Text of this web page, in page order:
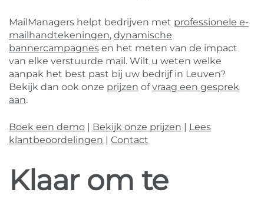
MailManagers helpt bedrijven met professionele e-
mailhandtekeningen, dynamische
bannercampagnes en het meten van de impact
van elke verstuurde mail. Wilt u weten welke
aanpak het best past bij uw bedrijf in Leuven?
Bekijk dan ook onze prijzen ofvraag een gesprek
aan.
Boek een demo Bekijk onze prijzen
Lees
klantbeoordelingen
Contact
Klaar om te